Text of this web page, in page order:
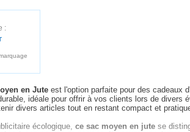
:
en Jute est l'option parfaite pour des cadeaux
idéale pour offrir à vos clients lors de
divers articles tout en restant compact et
écologique, ce sac moyen en jute se